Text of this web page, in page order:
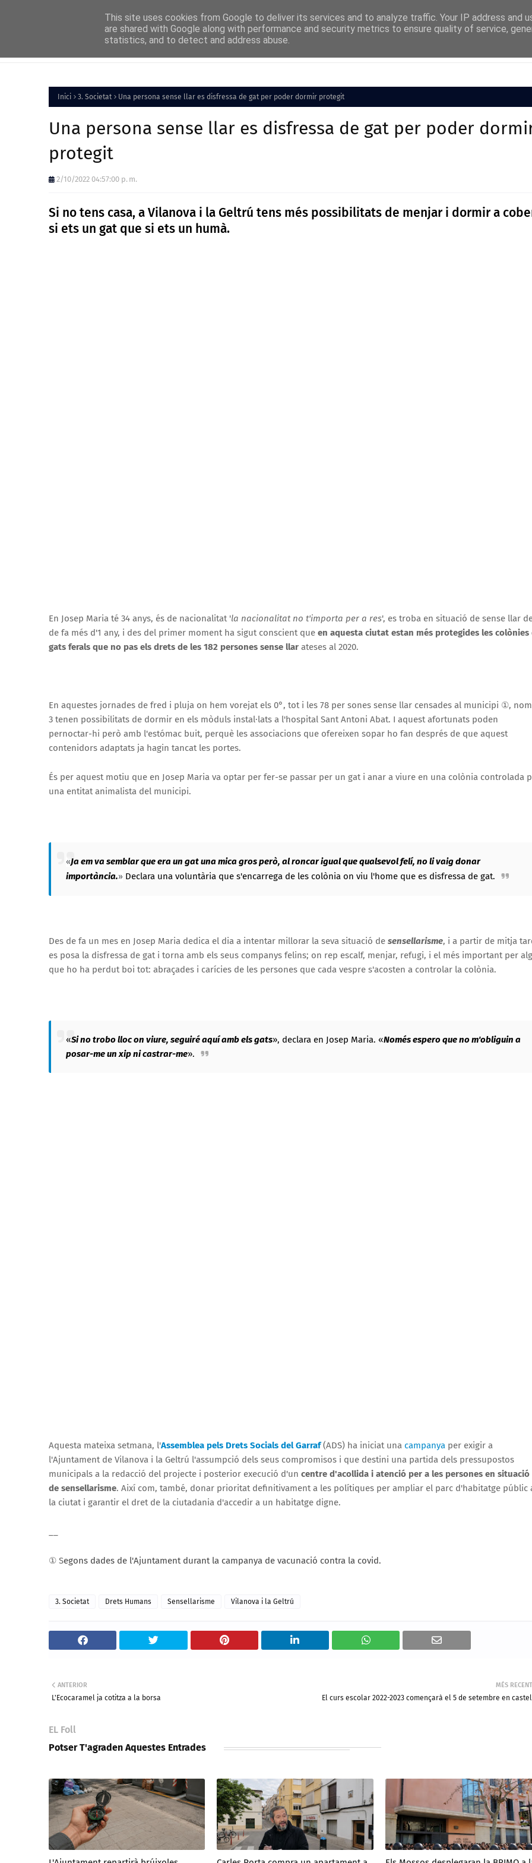
Inici Política
Inici 3. Societat Una persona sense llar es disfressa de gat per poder dormir protegit
Una persona sense llar es disfressa de gat per poder
protegit
2/10/2022 04:57:00 p. m.
Si no tens casa, a Vilanova i la Geltrú tens més possibilitats de menjar i dormir a
si ets un gat que si ets un humà.
En Josep Maria té 34 anys, és de nacionalitat 'la nacionalitat no t'importa per a res', es troba en situació de sense llar
de fa més d'1 any, i des del primer moment ha sigut conscient que en aquesta ciutat estan més protegides les colònies
gats ferals que no pas els drets de les 182 persones sense llar ateses al 2020.
En aquestes jornades de fred i pluja on hem vorejat els 0°, tot i les 78 per sones sense llar censades al municipi ①,
3 tenen possibilitats de dormir en els mòduls instal·lats a l'hospital Sant Antoni Abat. I aquest afortunats poden
pernoctar-hi però amb l'estómac buit, perquè les associacions que ofereixen sopar ho fan després de que aquest
contenidors adaptats ja hagin tancat les portes.
És per aquest motiu que en Josep Maria va optar per fer-se passar per un gat i anar a viure en una colònia controlada
una entitat animalista del municipi.
«Ja em va semblar que era un gat una mica gros però, al roncar igual que qualsevol felí, no li vaig donar
importància.» Declara una voluntària que s'encarrega de les colònia on viu l'home que es disfressa de gat.
Des de fa un mes en Josep Maria dedica el dia a intentar millorar la seva situació de sensellarisme, i a partir de mitja
es posa la disfressa de gat i torna amb els seus companys felins; on rep escalf, menjar, refugi, i el més important per
que ho ha perdut boi tot: abraçades i carícies de les persones que cada vespre s'acosten a controlar la colònia.
«Si no trobo lloc on viure, seguiré aquí amb els gats», declara en Josep Maria. «Només espero que no m'obliguin a
posar-me un xip ni castrar-me».
Aquesta mateixa setmana, l'Assemblea pels Drets Socials del Garraf(ADS) ha iniciat una campanya per exigir a
l'Ajuntament de Vilanova i la Geltrú l'assumpció dels seus compromisos i que destini una partida dels pressupostos
municipals a la redacció del projecte i posterior execució d'un centre d'acollida i atenció per a les persones en situació
de sensellarisme. Així com, també, donar prioritat definitivament a les polítiques per ampliar el parc d'habitatge públic
la ciutat i garantir el dret de la ciutadania d'accedir a un habitatge digne.
① Segons dades de l'Ajuntament durant la campanya de vacunació contra la covid.
3. Societat Drets Humans Sensellarisme Vilanova i la Geltrú
MÉS RECENT
El curs escolar 2022-2023 començarà el 5 de setembre en
ANTERIOR
L'Ecocaramel ja cotitza a la borsa
EL Foll
Potser T'agraden Aquestes Entrades
This site uses cookies from Google to deliver its services and to analyze traffic. Your IP address and
are shared with Google along with performance and security metrics to ensure quality of service,
statistics, and to detect and address abuse.